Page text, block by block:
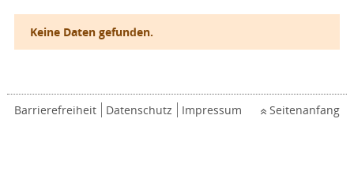
Keine Daten gefunden.
Barrierefreiheit Datenschutz Impressum Seitenanfang